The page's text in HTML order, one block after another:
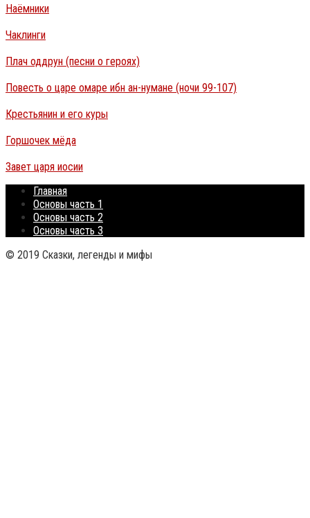
Наёмники
Чаклинги
Плач оддрун (песни о героях)
Повесть о царе омаре ибн ан-нумане (ночи 99-107)
Крестьянин и его куры
Горшочек мёда
Завет царя иосии
Главная
Основы часть 1
Основы часть 2
Основы часть 3
© 2019 Сказки, легенды и мифы